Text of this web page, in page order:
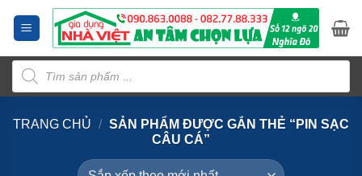
dung
Tìm
kiếm
sản
phẩm
TRANG CHỦ / SẢN PHẨM ĐƯỢC GẮN THẺ “PIN SẠC
CÂU CÁ”